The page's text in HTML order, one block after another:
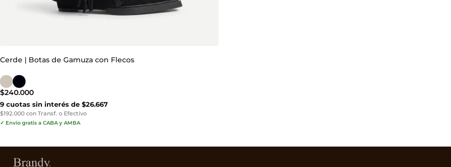
Cerde | Botas de Gamuza con Flecos
$240.000
9 cuotas sin interés de $26.667
$192.000 con Transf. o Efectivo
✓ Envío gratis a CABA y AMBA